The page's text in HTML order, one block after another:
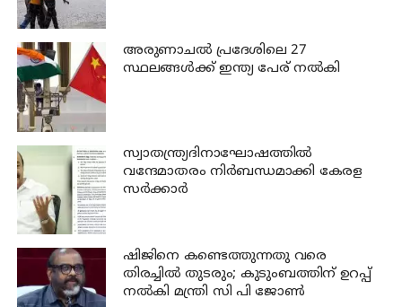
അരുണാചല്‍ പ്രദേശിലെ 27
സ്ഥലങ്ങള്‍ക്ക് ഇന്ത്യ പേര് നല്‍കി
സ്വാതന്ത്ര്യദിനാഘോഷത്തില്‍
വന്ദേമാതരം നിര്‍ബന്ധമാക്കി കേരള
സര്‍ക്കാര്‍
ഷിജിനെ കണ്ടെത്തുന്നതു വരെ
തിരച്ചില്‍ തുടരും; കുടുംബത്തിന് ഉറപ്പ്
നല്‍കി മന്ത്രി സി പി ജോണ്‍